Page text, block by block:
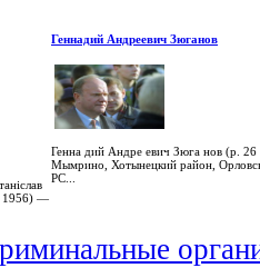
1956) —
Геннадий Андреевич Зюганов
Генна дий Андре евич Зюга нов (р.
Мымрино, Хотынецкий район,
РС...